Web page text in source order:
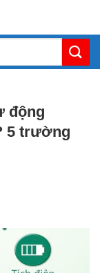
động
5 trường